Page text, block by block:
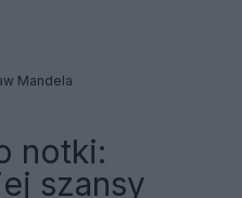
Mandela
notki:
szansy